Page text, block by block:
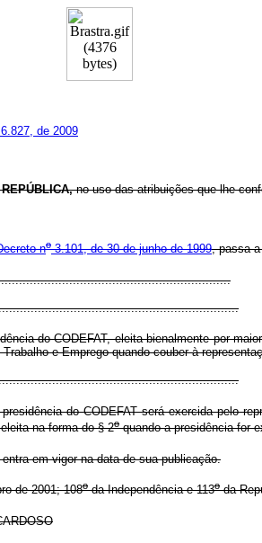
de 2009
REPÚBLICA,no uso das atribuições que lhe
no3.101, de 30 de junho de 1999, passa
do CODEFAT, eleita bienalmente por
e Emprego quando couber à
do CODEFAT será exercida pelo
na forma do § 2oquando a presidência for
em vigor na data de sua publicação.
2001; 108oda Independência e 113oda